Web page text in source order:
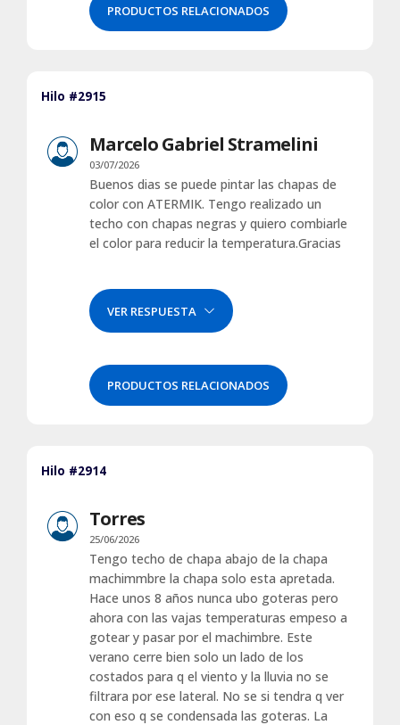
PRODUCTOS RELACIONADOS
Hilo #2915
Marcelo Gabriel Stramelini
03/07/2026
Buenos dias se puede pintar las chapas de
color con ATERMIK. Tengo realizado un
techo con chapas negras y quiero combiarle
el color para reducir la temperatura.Gracias
VER RESPUESTA
PRODUCTOS RELACIONADOS
Hilo #2914
Torres
25/06/2026
Tengo techo de chapa abajo de la chapa
machimmbre la chapa solo esta apretada.
Hace unos 8 años nunca ubo goteras pero
ahora con las vajas temperaturas empeso a
gotear y pasar por el machimbre. Este
verano cerre bien solo un lado de los
costados para q el viento y la lluvia no se
filtrara por ese lateral. No se si tendra q ver
con eso q se condensada las goteras. La